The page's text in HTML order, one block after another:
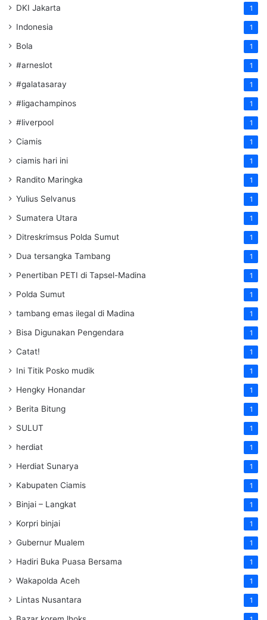
DKI Jakarta 1
Indonesia 1
Bola 1
#arneslot 1
#galatasaray 1
#ligachampinos 1
#liverpool 1
Ciamis 1
ciamis hari ini 1
Randito Maringka 1
Yulius Selvanus 1
Sumatera Utara 1
Ditreskrimsus Polda Sumut 1
Dua tersangka Tambang 1
Penertiban PETI di Tapsel-Madina 1
Polda Sumut 1
tambang emas ilegal di Madina 1
Bisa Digunakan Pengendara 1
Catat! 1
Ini Titik Posko mudik 1
Hengky Honandar 1
Berita Bitung 1
SULUT 1
herdiat 1
Herdiat Sunarya 1
Kabupaten Ciamis 1
Binjai – Langkat 1
Korpri binjai 1
Gubernur Mualem 1
Hadiri Buka Puasa Bersama 1
Wakapolda Aceh 1
Lintas Nusantara 1